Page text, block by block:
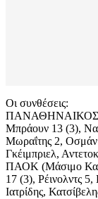
Οι συνθέσεις:
ΠΑΝΑΘΗΝΑΙΚΟΣ
Μπράουν 13 (3),
Μωραΐτης 2,
Γκέιμπριελ,
ΠΑΟΚ (Μάσιμο
17 (3), Ρέινολντς
Ιατρίδης,